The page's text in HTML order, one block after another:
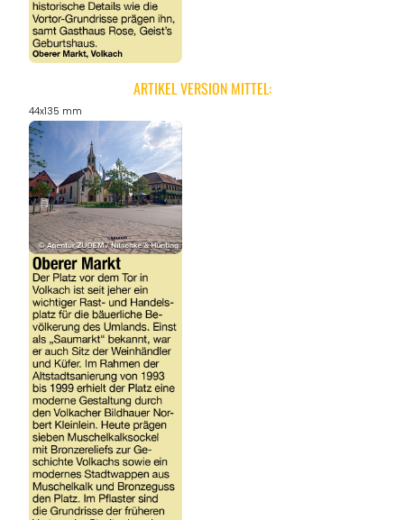
ARTIKEL VERSION MITTEL:
44x135 mm